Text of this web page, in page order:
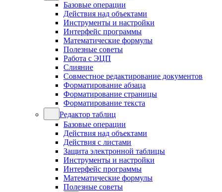
Базовые операции
Действия над объектами
Инструменты и настройки
Интерфейс программы
Математические формулы
Полезные советы
Работа с ЭЦП
Слияние
Совместное редактирование документов
Форматирование абзаца
Форматирование страницы
Форматирование текста
Редактор таблиц
Базовые операции
Действия над объектами
Действия с листами
Защита электронной таблицы
Инструменты и настройки
Интерфейс программы
Математические формулы
Полезные советы